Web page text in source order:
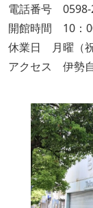
電話番号 0598-
開館時間 10：
休業日 月曜（
アクセス 伊勢